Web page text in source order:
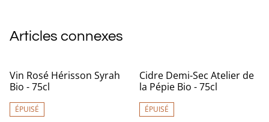
Articles connexes
Vin Rosé Hérisson Syrah
Bio - 75cl
ÉPUISÉ
Cidre Demi-Sec Atelier de
la Pépie Bio - 75cl
ÉPUISÉ